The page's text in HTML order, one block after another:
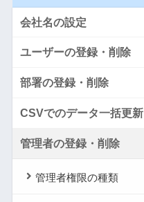
会社名の設定
ユーザーの登録・削除
部署の登録・削除
CSVでのデータ一括更新
管理者の登録・削除
管理者権限の種類